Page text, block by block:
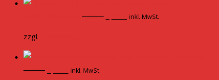
2,00€
OriginalCurrent
inkl. MwSt.
zzgl.
2,00€
OriginalCurrent
inkl. MwSt.